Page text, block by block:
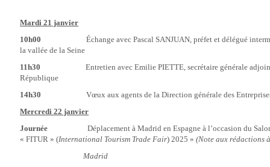
Mardi 21 janvier
10h00
Échange avec Pascal SANJUAN, préfet et délégué
la vallée de la Seine
11h30 Entretien avec Emilie PIETTE, secrétaire générale adjointe
République
14h30
Vœux aux agents de la Direction générale des
Mercredi 22 janvier
Journée
Déplacement à Madrid en Espagne à l’occasion du Salon
« FITUR » (International Tourism Trade Fair) 2025 »(Note aux rédactions
Madrid